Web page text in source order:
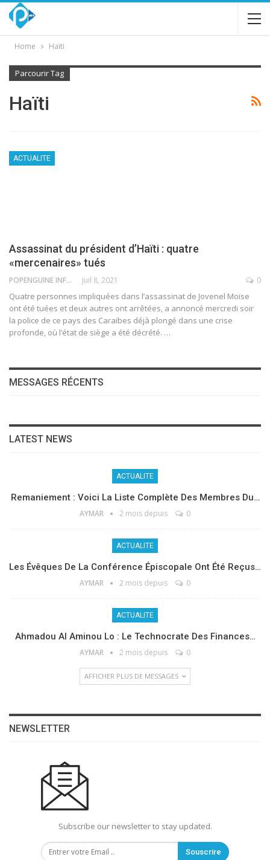
Home Haïti
Parcourir Tag
Haïti
ACTUALITE
Assassinat du président d’Haïti : quatre
«mercenaires» tués
POPENGUINE INFO Juil 8, 2021 0
Quatre personnes impliquées dans l’assassinat de Jovenel Moïse
ont été tuées et deux autres ont arrêtées, a annoncé mercredi soir
la police de ce pays des Caraïbes déjà plongé dans une crise
profonde, où l’état de siège a été décrété. …
MESSAGES RÉCENTS
LATEST NEWS
ACTUALITE
Remaniement : Voici La Liste Complète Des Membres Du…
AYMAR 2 mois depuis 0
ACTUALITE
Les Évêques De La Conférence Épiscopale Ont Été Reçus…
AYMAR 2 mois depuis 0
ACTUALITE
Ahmadou Al Aminou Lo : Le Technocrate Des Finances…
AYMAR 2 mois depuis 0
AFFICHER PLUS DE MESSAGES
NEWSLETTER
Subscribe our newsletter to stay updated.
Souscrire